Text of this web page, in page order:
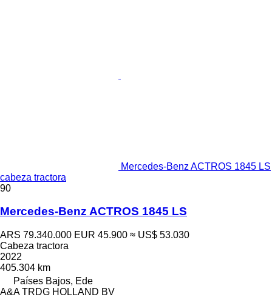
Mercedes-Benz ACTROS 1845 LS
cabeza tractora
90
Mercedes-Benz ACTROS 1845 LS
ARS 79.340.000 EUR 45.900 ≈ US$ 53.030
Cabeza tractora
2022
405.304 km
Países Bajos, Ede
A&A TRDG HOLLAND BV